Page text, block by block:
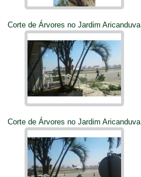
Corte de Árvores no Jardim Aricanduva
Corte de Árvores no Jardim Aricanduva